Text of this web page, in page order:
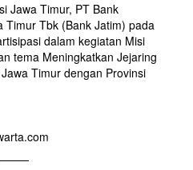
Jawa Timur, PT Bank
Timur Tbk (Bank Jatim) pada
dalam kegiatan Misi
tema Meningkatkan Jejaring
Timur dengan Provinsi